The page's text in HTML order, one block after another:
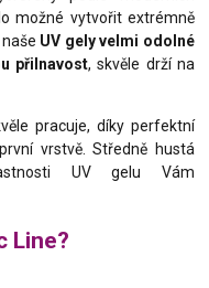
možné vytvořit extrémně
UV gely velmi odolné
přilnavost, skvěle drží na
pracuje, díky perfektní
vrstvě. Středně hustá
UV gelu Vám
Line?